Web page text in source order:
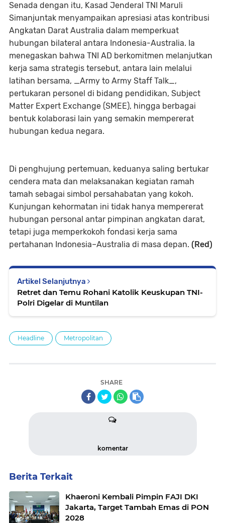
Senada dengan itu, Kasad Jenderal TNI Maruli
Simanjuntak menyampaikan apresiasi atas kontribusi
Angkatan Darat Australia dalam memperkuat
hubungan bilateral antara Indonesia-Australia. Ia
menegaskan bahwa TNI AD berkomitmen melanjutkan
kerja sama strategis tersebut, antara lain melalui
latihan bersama, _Army to Army Staff Talk_,
pertukaran personel di bidang pendidikan, Subject
Matter Expert Exchange (SMEE), hingga berbagai
bentuk kolaborasi lain yang semakin mempererat
hubungan kedua negara.
Di penghujung pertemuan, keduanya saling bertukar
cendera mata dan melaksanakan kegiatan ramah
tamah sebagai simbol persahabatan yang kokoh.
Kunjungan kehormatan ini tidak hanya mempererat
hubungan personal antar pimpinan angkatan darat,
tetapi juga memperkokoh fondasi kerja sama
pertahanan Indonesia–Australia di masa depan. (Red)
Artikel Selanjutnya
Retret dan Temu Rohani Katolik Keuskupan TNI-
Polri Digelar di Muntilan
Headline Metropolitan
SHARE
komentar
Berita Terkait
Khaeroni Kembali Pimpin FAJI DKI
Jakarta, Target Tambah Emas di PON
2028